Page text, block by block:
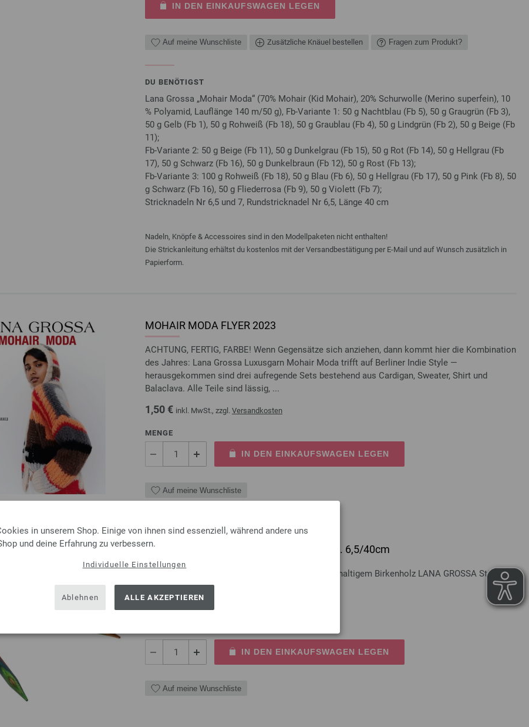
in unserem Shop. Einige von ihnen sind essenziell, während andere uns
und deine Erfahrung zu verbessern.
Individuelle Einstellungen
Ablehnen ALLE AKZEPTIEREN
IN DEN EINKAUFSWAGEN LEGEN
Auf meine Wunschliste Zusätzliche Knäuel bestellen Fragen zum Produkt?
DU BENÖTIGST
Lana Grossa „Mohair Moda“ (70% Mohair (Kid Mohair), 20% Schurwolle (Merino superfein), 10
% Polyamid, Lauflänge 140 m/50 g), Fb-Variante 1: 50 g Nachtblau (Fb 5), 50 g Graugrün (Fb 3),
50 g Gelb (Fb 1), 50 g Rohweiß (Fb 18), 50 g Graublau (Fb 4), 50 g Lindgrün (Fb 2), 50 g Beige (Fb
11);
Fb-Variante 2: 50 g Beige (Fb 11), 50 g Dunkelgrau (Fb 15), 50 g Rot (Fb 14), 50 g Hellgrau (Fb
17), 50 g Schwarz (Fb 16), 50 g Dunkelbraun (Fb 12), 50 g Rost (Fb 13);
Fb-Variante 3: 100 g Rohweiß (Fb 18), 50 g Blau (Fb 6), 50 g Hellgrau (Fb 17), 50 g Pink (Fb 8), 50
g Schwarz (Fb 16), 50 g Fliederrosa (Fb 9), 50 g Violett (Fb 7);
Stricknadeln Nr 6,5 und 7, Rundstricknadel Nr 6,5, Länge 40 cm
Nadeln, Knöpfe & Accessoires sind in den Modellpaketen nicht enthalten!
Die Strickanleitung erhältst du kostenlos mit der Versandbestätigung per E-Mail und auf Wunsch zusätzlich in
Papierform.
MOHAIR MODA FLYER 2023
ACHTUNG, FERTIG, FARBE! Wenn Gegensätze sich anziehen, dann kommt hier die Kombination
des Jahres: Lana Grossa Luxusgarn Mohair Moda trifft auf Berliner Indie Style —
herausgekommen sind drei aufregende Sets bestehend aus Cardigan, Sweater, Shirt und
Balaclava. Alle Teile sind lässig, ...
1,50 € inkl. MwSt., zzgl. Versandkosten
MENGE
IN DEN EINKAUFSWAGEN LEGEN
Auf meine Wunschliste
Rundstricknadel Design-Holz Multicolor St. 6,5/40cm
Rundstricknadel Design-Holz Multicolor aus nachhaltigem Birkenholz LANA GROSSA Stärke 6,5
Länge 40cm
11,50 € inkl. MwSt., zzgl.
IN DEN EINKAUFSWAGEN LEGEN
Auf meine Wunschliste